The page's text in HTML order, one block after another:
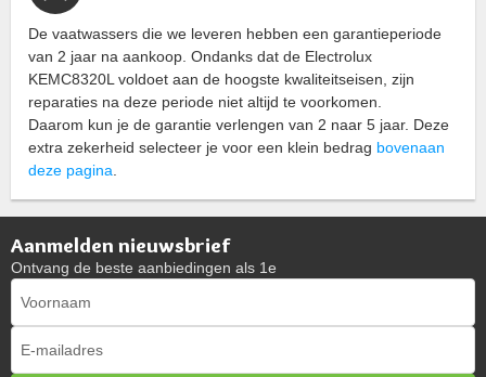
De vaatwassers die we leveren hebben een garantieperiode
van 2 jaar na aankoop. Ondanks dat de Electrolux
KEMC8320L voldoet aan de hoogste kwaliteitseisen, zijn
reparaties na deze periode niet altijd te voorkomen.
Daarom kun je de garantie verlengen van 2 naar 5 jaar. Deze
extra zekerheid selecteer je voor een klein bedrag bovenaan
deze pagina.
Aanmelden nieuwsbrief
Ontvang de beste aanbiedingen als 1e